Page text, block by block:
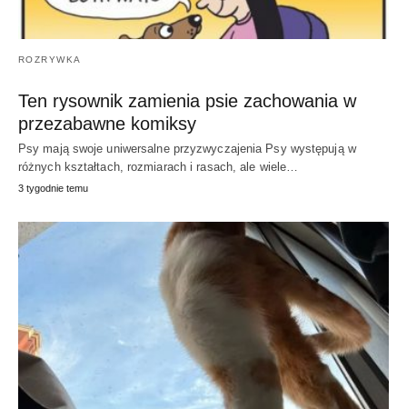
ROZRYWKA
Ten rysownik zamienia psie zachowania w
przezabawne komiksy
Psy mają swoje uniwersalne przyzwyczajenia Psy występują w
różnych kształtach, rozmiarach i rasach, ale wiele…
3 tygodnie temu